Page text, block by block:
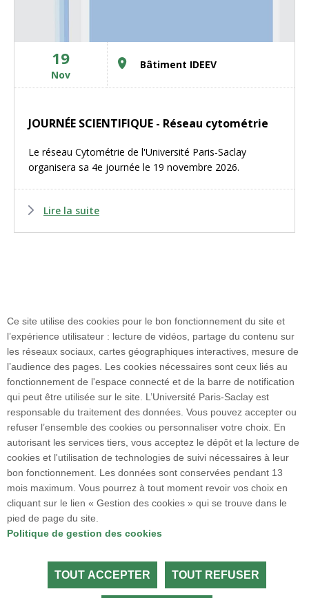
19
Nov
Bâtiment IDEEV
JOURNÉE SCIENTIFIQUE - Réseau cytométrie
Le réseau Cytométrie de l'Université Paris-Saclay
organisera sa 4e journée le 19 novembre 2026.
Lire la suite
Faculté de pharmacie
17 avenue des Sciences
91400 ORSAY
Tél. : +33 1 80 00 60 20
Accès :
• Voiture : N118 - sortie 9 "Centre Universitaire"
• Transport en commun : RER B puis bus : 91-
06 / 91-10 / 7 / 9 / 11
Plan du site
Accueil des publics internationaux
Tous droits réservés Université Paris-Saclay
Ce site utilise des cookies pour le bon fonctionnement du site et
l’expérience utilisateur : lecture de vidéos, partage du contenu sur
les réseaux sociaux, cartes géographiques interactives, mesure de
l’audience des pages. Les cookies nécessaires sont ceux liés au
fonctionnement de l'espace connecté et de la barre de notification
qui peut être utilisée sur le site. L’Université Paris-Saclay est
responsable du traitement des données. Vous pouvez accepter ou
refuser l’ensemble des cookies ou personnaliser votre choix. En
autorisant les services tiers, vous acceptez le dépôt et la lecture de
cookies et l'utilisation de technologies de suivi nécessaires à leur
bon fonctionnement. Les données sont conservées pendant 13
mois maximum. Vous pourrez à tout moment revoir vos choix en
cliquant sur le lien « Gestion des cookies » qui se trouve dans le
pied de page du site.
Politique de gestion des cookies
TOUT ACCEPTER TOUT REFUSER